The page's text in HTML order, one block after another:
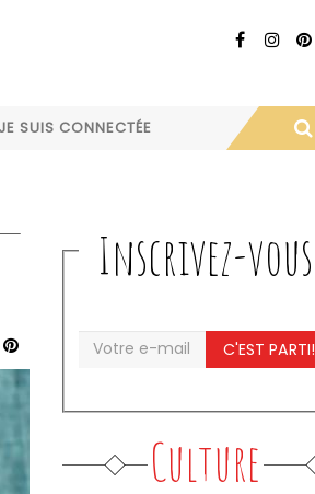
JE SUIS CONNECTÉE
Inscrivez-vous
C'EST PARTI!
Culture